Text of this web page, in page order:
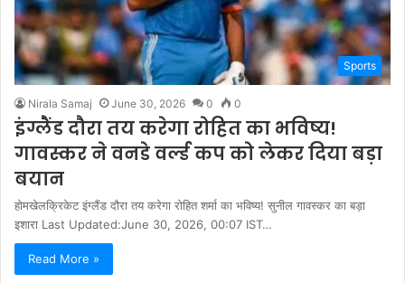
Sports
Nirala Samaj June 30, 2026 0 0
इंग्लैंड दौरा तय करेगा रोहित का भविष्य!
गावस्कर ने वनडे वर्ल्ड कप को लेकर दिया बड़ा
बयान
होमखेलक्रिकेट इंग्लैंड दौरा तय करेगा रोहित शर्मा का भविष्य! सुनील गावस्कर का बड़ा
इशारा Last Updated:June 30, 2026, 00:07 IST…
Read More »